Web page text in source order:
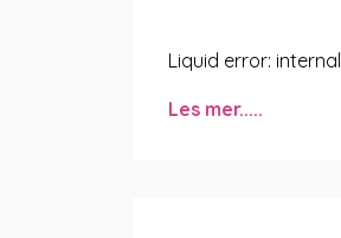
Liquid error: internal
Les mer.....